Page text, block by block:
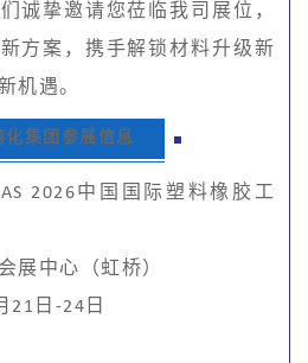
诚挚邀请您莅临我司展位，
方案，携手解锁材料升级新
机遇。
化集团参展信息
2026中国国际塑料橡胶工
展中心（虹桥）
21日-24日